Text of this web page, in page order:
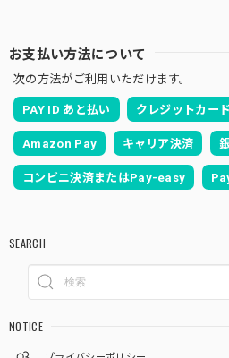
お支払い方法について
次の方法がご利用いただけます。
PAY ID あと払い クレジットカード
Amazon Pay キャリア決済
コンビニ決済またはPay-easy
SEARCH
NOTICE